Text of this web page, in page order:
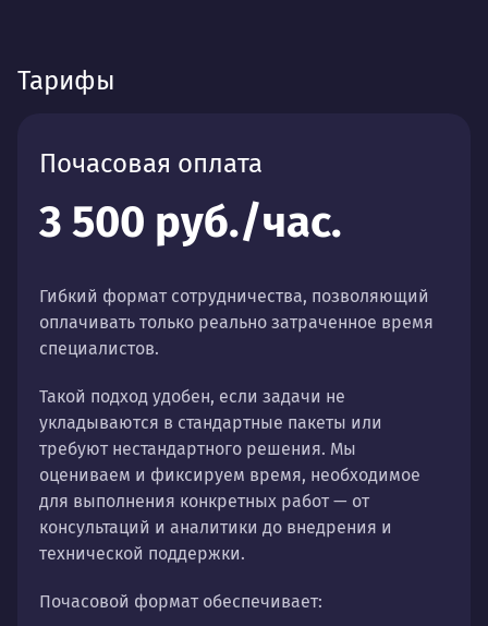
Тарифы
Почасовая оплата
3 500 руб./час.
Гибкий формат сотрудничества, позволяющий
оплачивать только реально затраченное время
специалистов.
Такой подход удобен, если задачи не
укладываются в стандартные пакеты или
требуют нестандартного решения. Мы
оцениваем и фиксируем время, необходимое
для выполнения конкретных работ — от
консультаций и аналитики до внедрения и
технической поддержки.
Почасовой формат обеспечивает: